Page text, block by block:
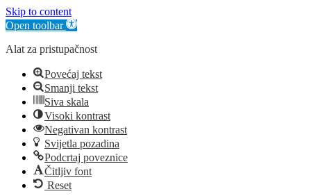
Skip to content
Open toolbar
Alat za pristupačnost
Povećaj tekst
Smanji tekst
Siva skala
Visoki kontrast
Negativan kontrast
Svijetla pozadina
Podcrtaj poveznice
Čitljiv font
Reset